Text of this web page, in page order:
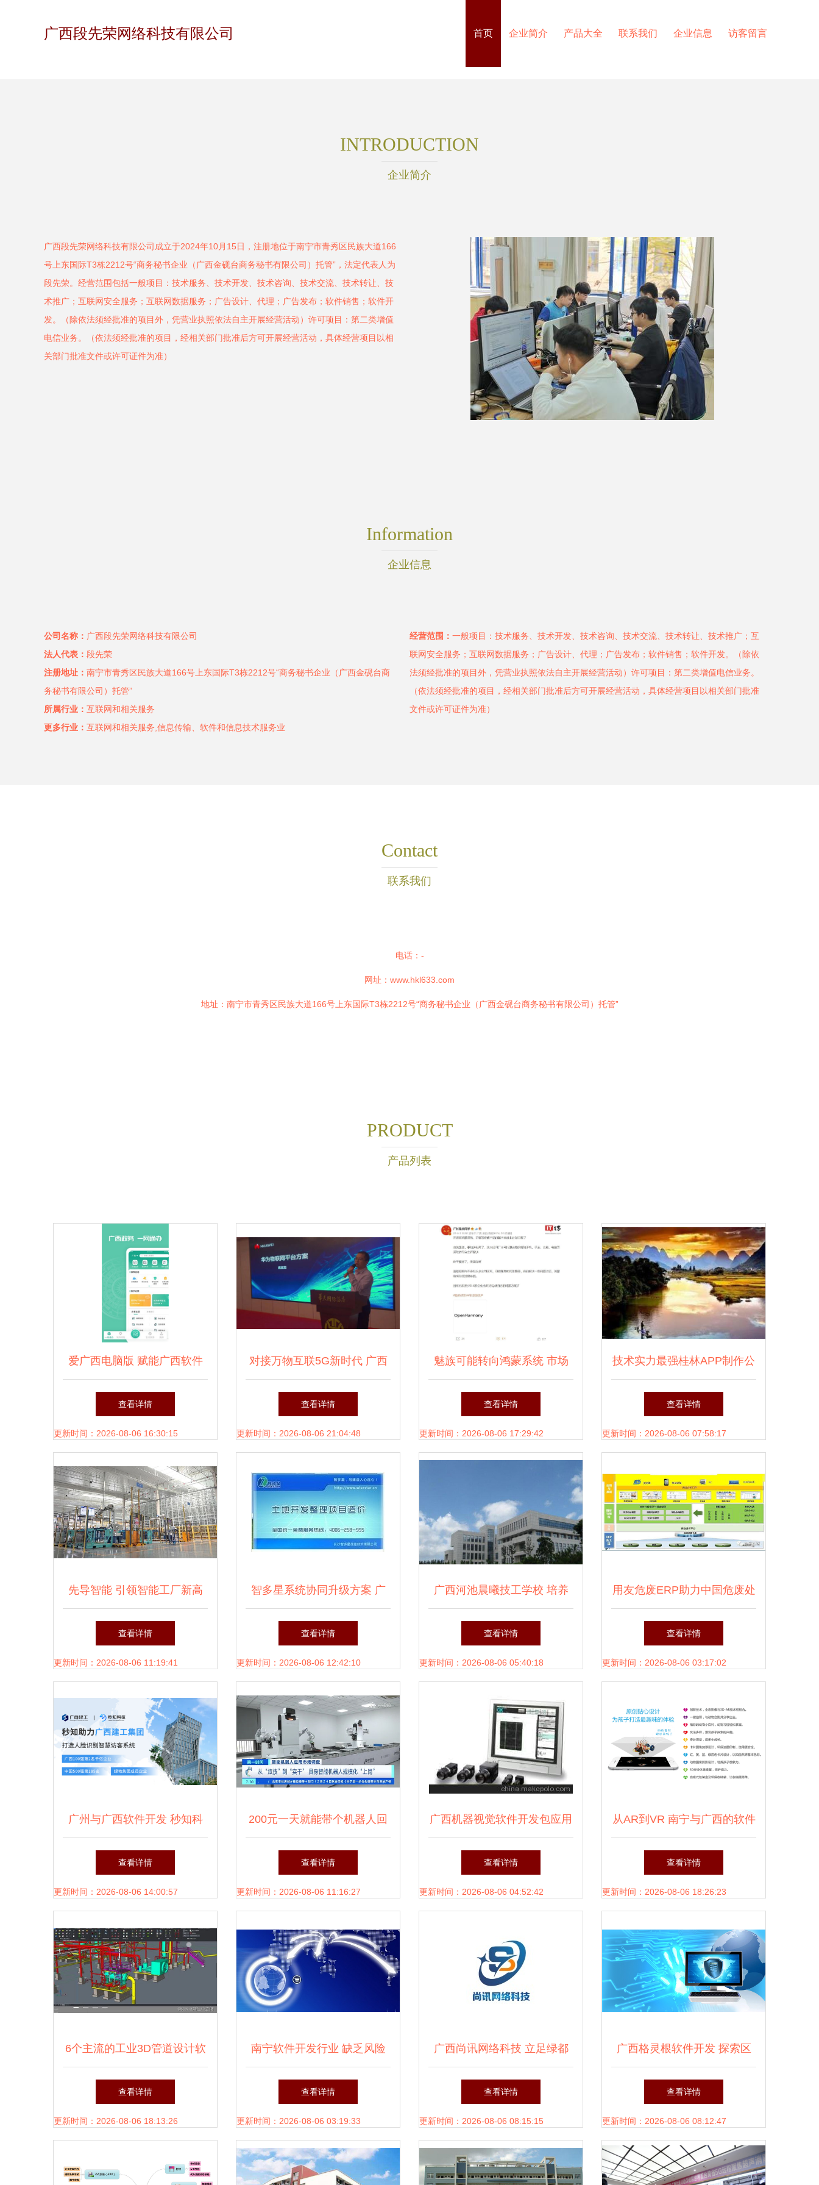
广西段先荣网络科技有限公司 首页 企业简介 产品大全 联系我们 企业信息 访客留言
INTRODUCTION
企业简介
广西段先荣网络科技有限公司成立于2024年10月15日，注册地位于南宁市青秀区民族大道166
号上东国际T3栋2212号“商务秘书企业（广西金砚台商务秘书有限公司）托管”，法定代表人为
段先荣。经营范围包括一般项目：技术服务、技术开发、技术咨询、技术交流、技术转让、技
术推广；互联网安全服务；互联网数据服务；广告设计、代理；广告发布；软件销售；软件开
发。（除依法须经批准的项目外，凭营业执照依法自主开展经营活动）许可项目：第二类增值
电信业务。（依法须经批准的项目，经相关部门批准后方可开展经营活动，具体经营项目以相
关部门批准文件或许可证件为准）
Information
企业信息
公司名称： 广西段先荣网络科技有限公司
法人代表： 段先荣
注册地址： 南宁市青秀区民族大道166号上东国际T3栋2212号“商务秘书企业（广西金砚台商
务秘书有限公司）托管”
所属行业： 互联网和相关服务
更多行业： 互联网和相关服务,信息传输、软件和信息技术服务业
经营范围： 一般项目：技术服务、技术开发、技术咨询、技术交流、技术转让、技术推广；互
联网安全服务；互联网数据服务；广告设计、代理；广告发布；软件销售；软件开发。（除依
法须经批准的项目外，凭营业执照依法自主开展经营活动）许可项目：第二类增值电信业务。
（依法须经批准的项目，经相关部门批准后方可开展经营活动，具体经营项目以相关部门批准
文件或许可证件为准）
Contact
联系我们
电话：-
网址： www.hkl633.com
地址：南宁市青秀区民族大道166号上东国际T3栋2212号“商务秘书企业（广西金砚台商务秘书有限公司）托管”
PRODUCT
产品列表
爱广西电脑版 赋能广西软件
开发的新篇章
查看详情
更新时间：2026-08-06 16:30:15
对接万物互联5G新时代 广西
企业发布“混沌数据”项目，引
领软件开发新浪潮
查看详情
更新时间：2026-08-06 21:04:48
魅族可能转向鸿蒙系统 市场
风声与开发者的视角
查看详情
更新时间：2026-08-06 17:29:42
技术实力最强桂林APP制作公
司 桂林本地通软件股份公司
引领广西软件开发新高度
查看详情
更新时间：2026-08-06 07:58:17
先导智能 引领智能工厂新高
度
查看详情
更新时间：2026-08-06 11:19:41
智多星系统协同升级方案 广
西软件开发项目的土地整理权
参与与激励详解
查看详情
更新时间：2026-08-06 12:42:10
广西河池晨曦技工学校 培养
软件开发人才的沃土
查看详情
更新时间：2026-08-06 05:40:18
用友危废ERP助力中国危废处
置企业走向精细化、集团化
——古雷通讯翟松访谈
查看详情
更新时间：2026-08-06 03:17:02
广州与广西软件开发 秒知科
技的差异化深耕
查看详情
更新时间：2026-08-06 14:00:57
200元一天就能带个机器人回
家，具身智能加速走进生活与
工厂——广西软件开发的机遇
与挑战
查看详情
更新时间：2026-08-06 11:16:27
广西机器视觉软件开发包应用
与生态 从技术突破到地区赋
能
查看详情
更新时间：2026-08-06 04:52:42
从AR到VR 南宁与广西的软件
开发创新之路
查看详情
更新时间：2026-08-06 18:26:23
6个主流的工业3D管道设计软
件与广西软件开发的机会
查看详情
更新时间：2026-08-06 18:13:26
南宁软件开发行业 缺乏风险
投资机制下的“侏儒”困境与破
局之道
查看详情
更新时间：2026-08-06 03:19:33
广西尚讯网络科技 立足绿都
商厦，深耕南宁软件开发
查看详情
更新时间：2026-08-06 08:15:15
广西格灵根软件开发 探索区
域软件开发企业的潜力与特色
查看详情
更新时间：2026-08-06 08:12:47